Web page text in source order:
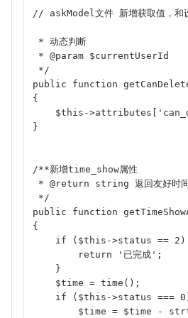
// askModel文件 新增获取值，和
* 动态判断
* @param $currentUserId
*/
public function
{
$this-
}
/**新增time_show属性
* @return string 返回友好时
*/
public function
{
if ($this->status == 2)
        return '已完成';
    }
    $time = time();
if ($this->status ===
$time = $time -